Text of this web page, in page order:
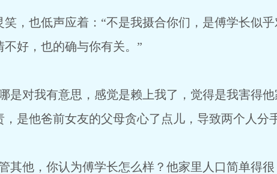
笑，也低声应着：“不是我摄合你们，是傅学长似
不好，也的确与你有关。”
是对我有意思，感觉是赖上我了，觉得是我害得
，是他爸前女友的父母贪心了点儿，导致两个人分
其他，你认为傅学长怎么样？他家里人口简单得